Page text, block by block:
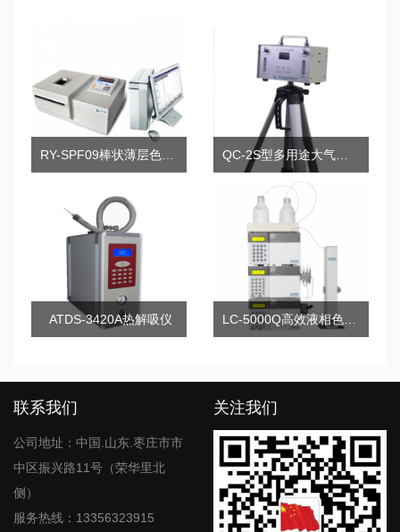
ATDS-3420A热解吸仪
联系我们
公司地址：中国.山东.枣庄市市
中区振兴路11号（荣华里北
侧）
服务热线：13356323915
关注我们